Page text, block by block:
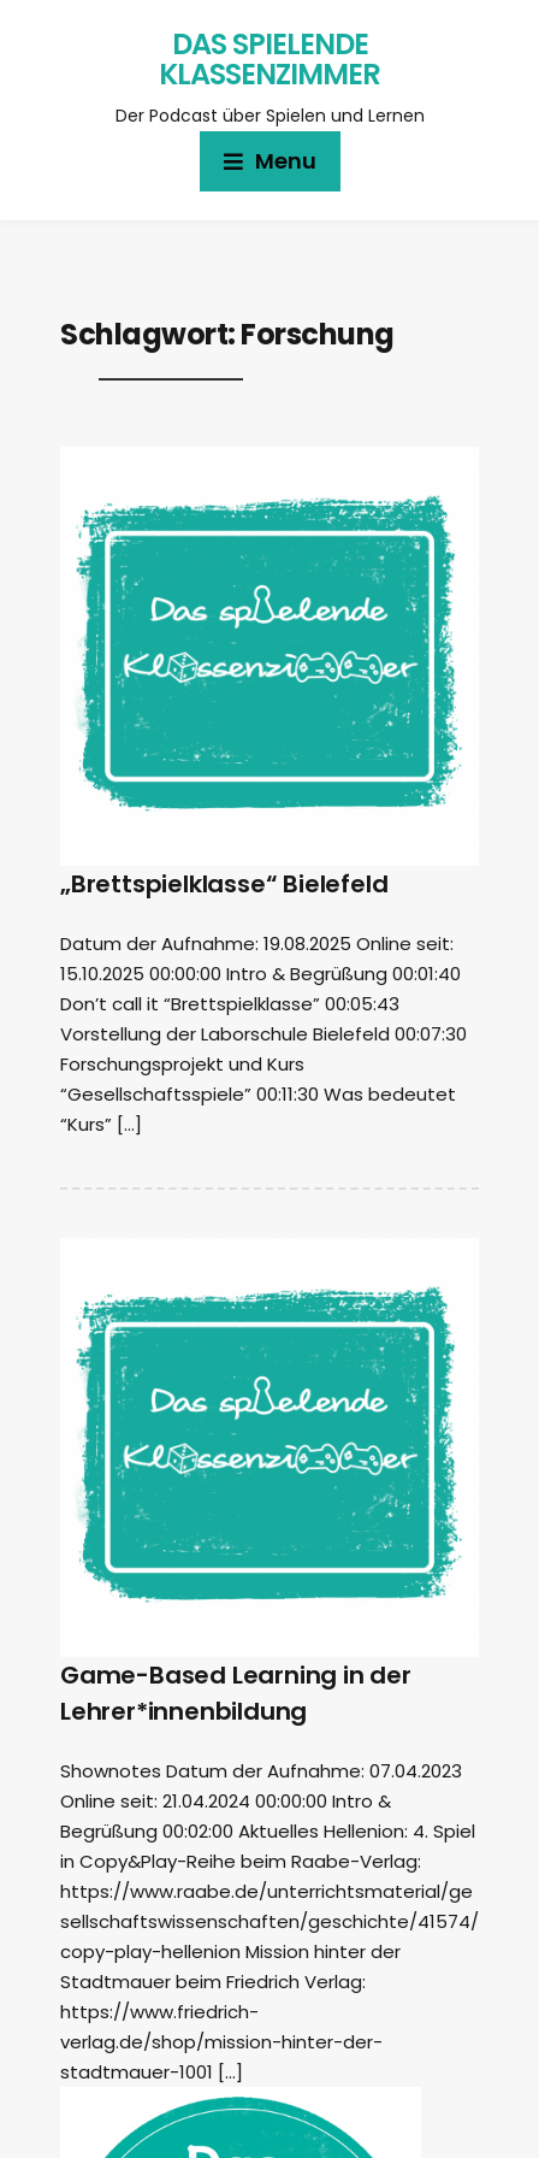
DAS SPIELENDE
KLASSENZIMMER
Der Podcast über Spielen und Lernen
Menu
Schlagwort:Forschung
„Brettspielklasse“ Bielefeld
Datum der Aufnahme: 19.08.2025 Online seit:
15.10.2025 00:00:00 Intro & Begrüßung 00:01:40
Don’t call it “Brettspielklasse” 00:05:43
Vorstellung der Laborschule Bielefeld 00:07:30
Forschungsprojekt und Kurs
“Gesellschaftsspiele” 00:11:30 Was bedeutet
“Kurs” […]
Game-Based Learning in der
Lehrer*innenbildung
Shownotes Datum der Aufnahme: 07.04.2023
Online seit: 21.04.2024 00:00:00 Intro &
Begrüßung 00:02:00 Aktuelles Hellenion: 4. Spiel
in Copy&Play-Reihe beim Raabe-Verlag:
https://www.raabe.de/unterrichtsmaterial/ge
sellschaftswissenschaften/geschichte/41574/
copy-play-hellenion Mission hinter der
Stadtmauer beim Friedrich Verlag:
https://www.friedrich-
verlag.de/shop/mission-hinter-der-
stadtmauer-1001 […]